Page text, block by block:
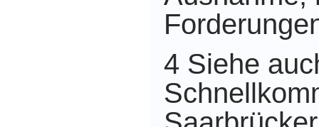
4 Siehe